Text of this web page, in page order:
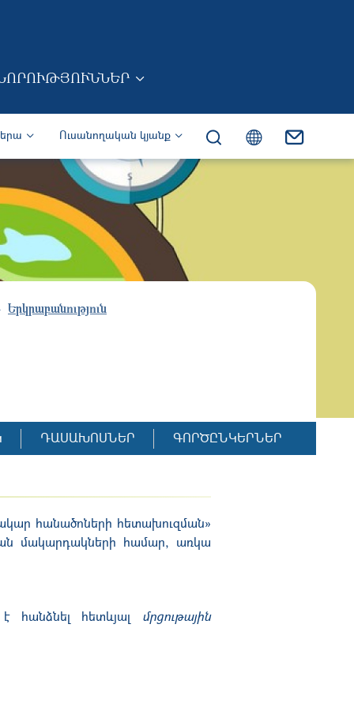
Ուսանողական կյանք
Երկրաբանություն
ԴԱՍԱԽՈՍՆԵՐ ԳՈՐԾԸՆԿԵՐՆԵՐ
հանածոների հետախուզման»
մակարդակների համար, առկա
հանձնել հետևյալ մրցութային